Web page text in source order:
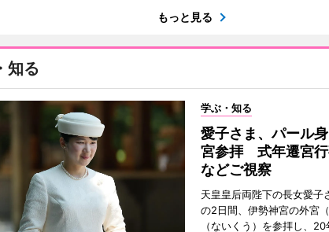
もっと見る
知る
学ぶ・知る
愛子さま、パール
宮参拝 式年遷宮行
などご視察
天皇皇后両陛下の長女愛子
の2日間、伊勢神宮の外宮
（ないくう）を参拝し、